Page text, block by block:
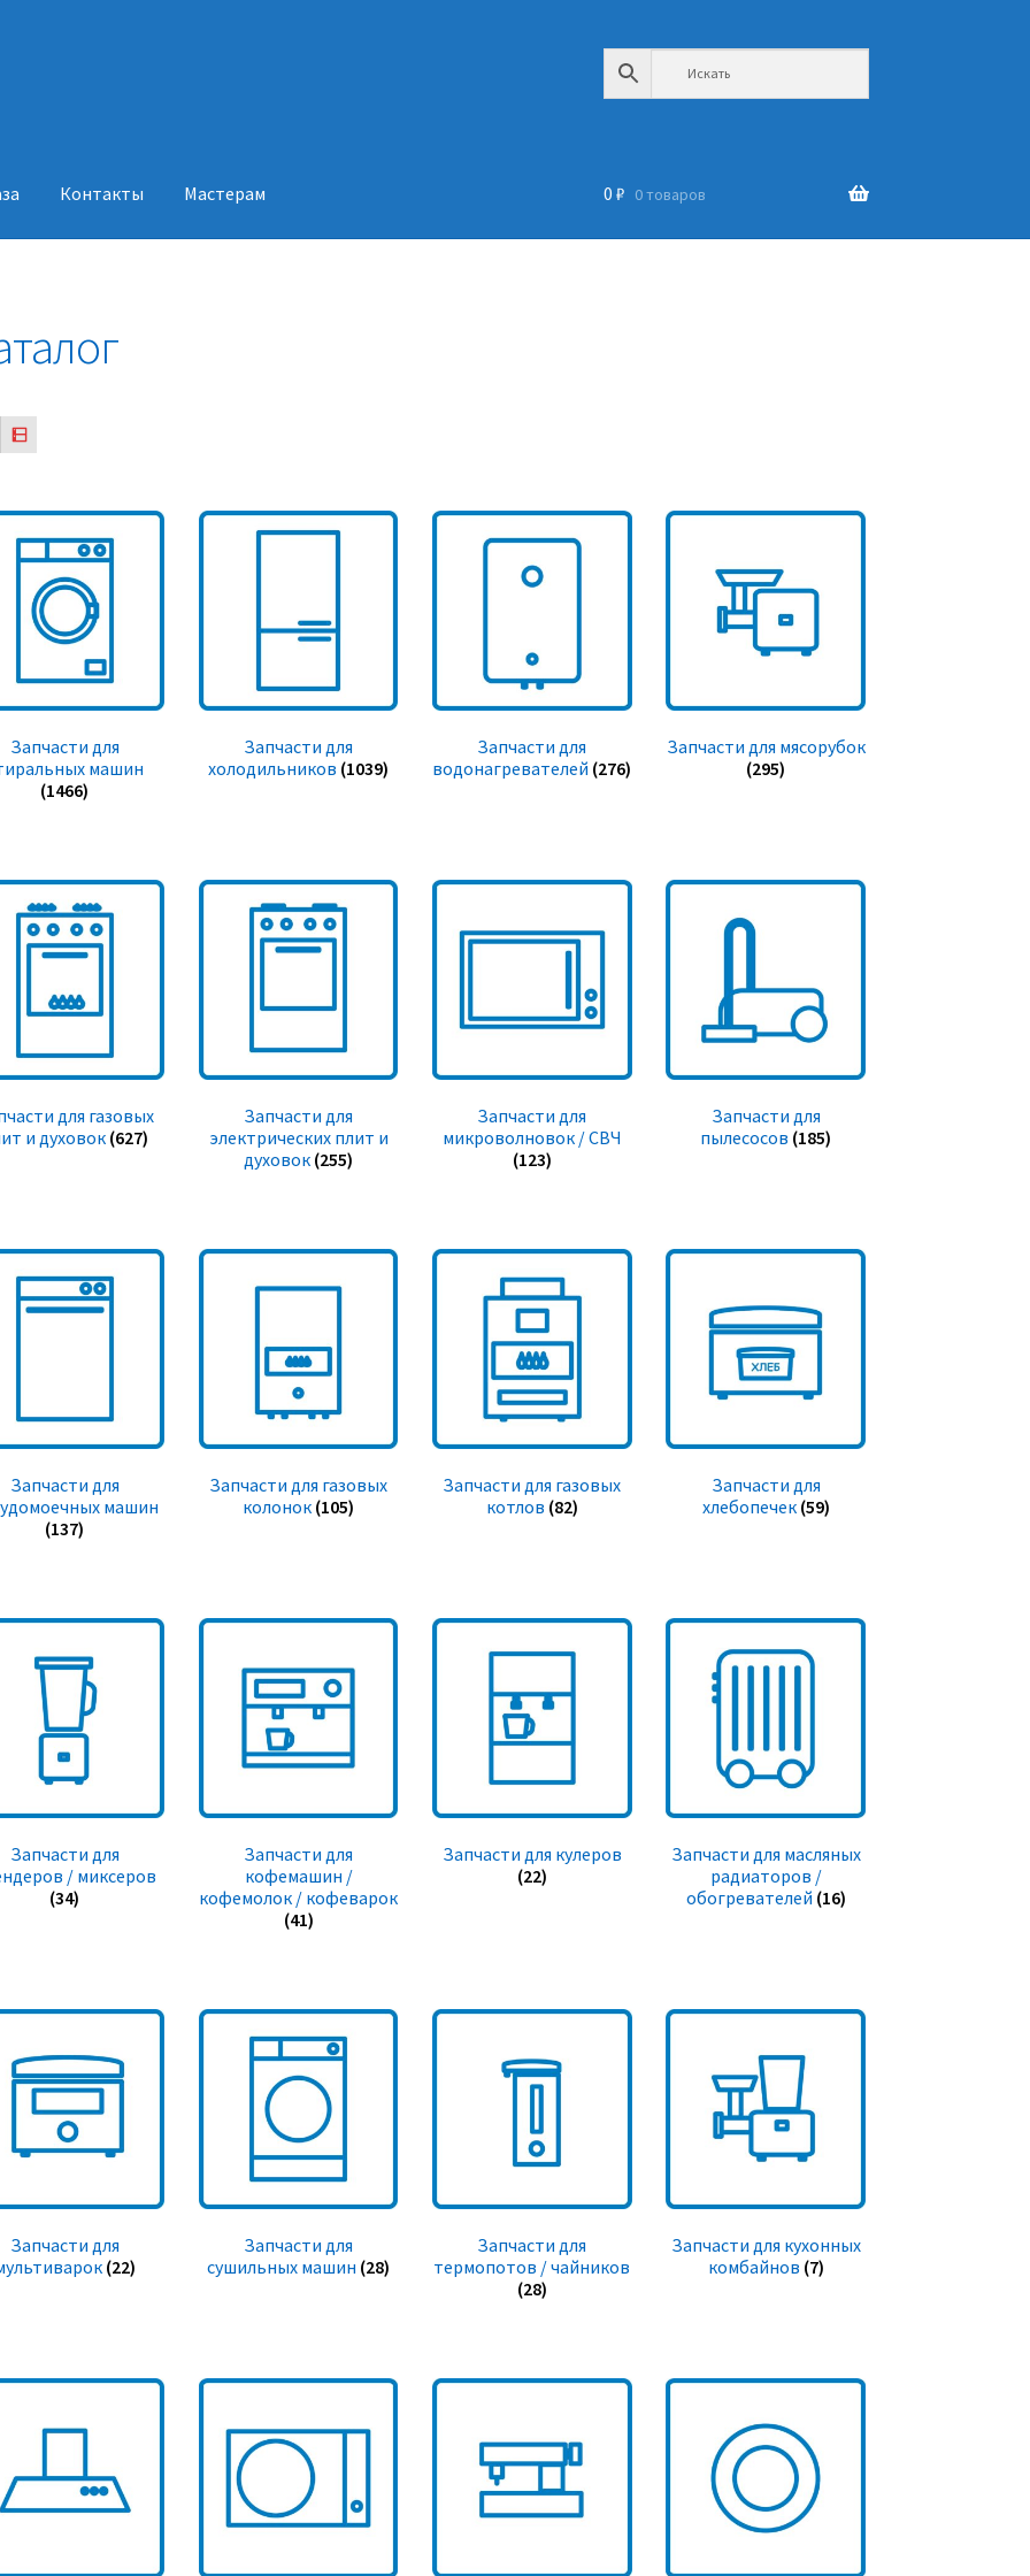
Контакты Мастерам 0 ₽ 0 товаров
Запчасти для
машин
(1466)
Запчасти для
холодильников (1039)
Запчасти для
водонагревателей (276)
Запчасти для мясорубок
(295)
для газовых
и духовок (627)
Запчасти для
электрических плит и
духовок (255)
Запчасти для
микроволновок / СВЧ
(123)
Запчасти для
пылесосов (185)
Запчасти для
машин
(137)
Запчасти для газовых
колонок (105)
Запчасти для газовых
котлов (82)
Запчасти для
хлебопечек (59)
Запчасти для
/ миксеров
(34)
Запчасти для
кофемашин /
кофемолок / кофеварок
(41)
Запчасти для кулеров
(22)
Запчасти для масляных
радиаторов /
обогревателей (16)
Запчасти для
(22)
Запчасти для
сушильных машин (28)
Запчасти для
термопотов / чайников
(28)
Запчасти для кухонных
комбайнов (7)